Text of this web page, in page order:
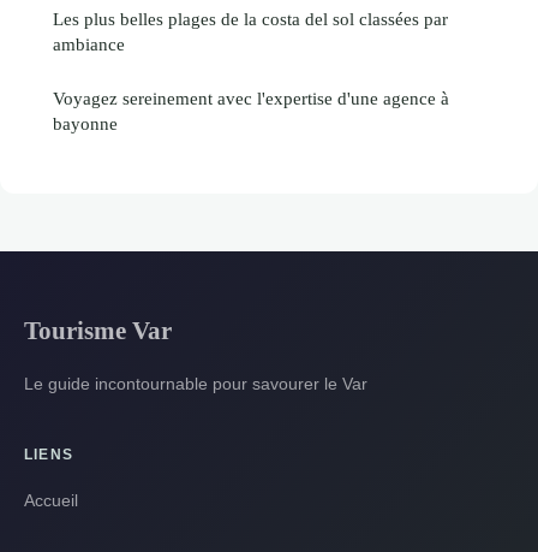
Les plus belles plages de la costa del sol classées par
ambiance
Voyagez sereinement avec l'expertise d'une agence à
bayonne
Tourisme Var
Le guide incontournable pour savourer le Var
LIENS
Accueil